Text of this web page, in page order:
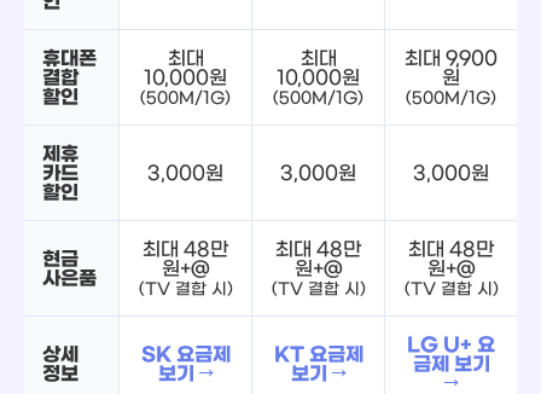
휴대폰
결합
할인
최대
10,000원
(500M/1G)
최대
10,000원
(500M/1G)
최대 9,900
원
(500M/1G)
제휴
카드
할인
3,000원 3,000원 3,000원
현금
사은품
최대 48만
원+@
(TV 결합 시)
최대 48만
원+@
(TV 결합 시)
최대 48만
원+@
(TV 결합 시)
상세
정보
SK 요금제
보기 →
KT 요금제
보기 →
LG U+ 요
금제 보기
→